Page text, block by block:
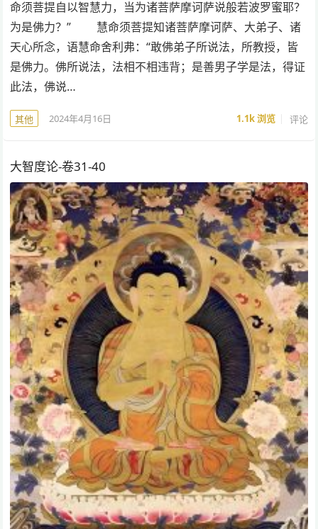
命须菩提自以智慧力，当为诸菩萨摩诃萨说般若波罗蜜耶？
为是佛力？” 慧命须菩提知诸菩萨摩诃萨、大弟子、诸
天心所念，语慧命舍利弗：“敢佛弟子所说法，所教授，皆
是佛力。佛所说法，法相不相违背；是善男子学是法，得证
此法，佛说…
其他 2024年4月16日 1.1k浏览 评论
大智度论-卷31-40